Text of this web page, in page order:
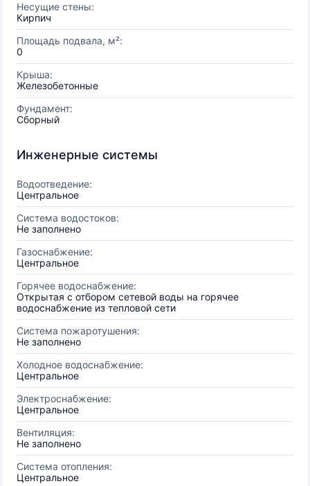
Несущие стены:
Кирпич
Площадь подвала, м²:
0
Крыша:
Железобетонные
Фундамент:
Сборный
Инженерные системы
Водоотведение:
Центральное
Система водостоков:
Не заполнено
Газоснабжение:
Центральное
Горячее водоснабжение:
Открытая с отбором сетевой воды на горячее
водоснабжение из тепловой сети
Система пожаротушения:
Не заполнено
Холодное водоснабжение:
Центральное
Электроснабжение:
Центральное
Вентиляция:
Не заполнено
Система отопления:
Центральное